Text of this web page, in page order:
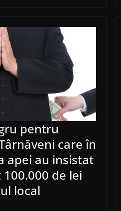
pentru
care în
apei au insistat
de lei
local